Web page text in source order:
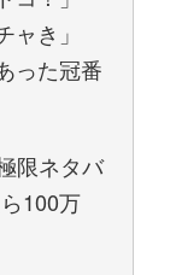
ャき」
った冠番
限ネタバ
100万